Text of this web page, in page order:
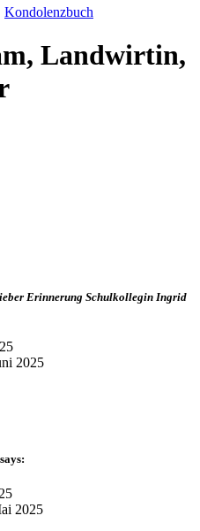
Kondolenzbuch
Landwirtin,
Erinnerung Schulkollegin Ingrid
2025
says:
2025